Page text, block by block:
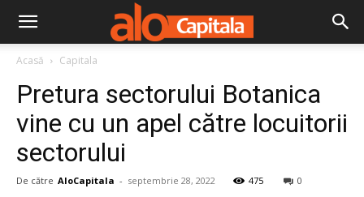
Acasă Capitala
Pretura sectorului Botanica
vine cu un apel către locuitorii
sectorului
De către AloCapitala - septembrie 28, 2022 475 0